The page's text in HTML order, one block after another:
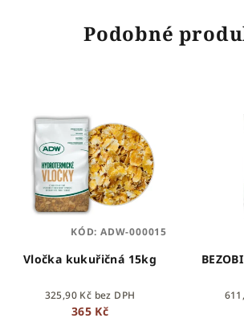
Podobné
Vločka kukuřičná 15kg
325,90 Kč bez DPH
365 Kč
KÓD: ADW-000015